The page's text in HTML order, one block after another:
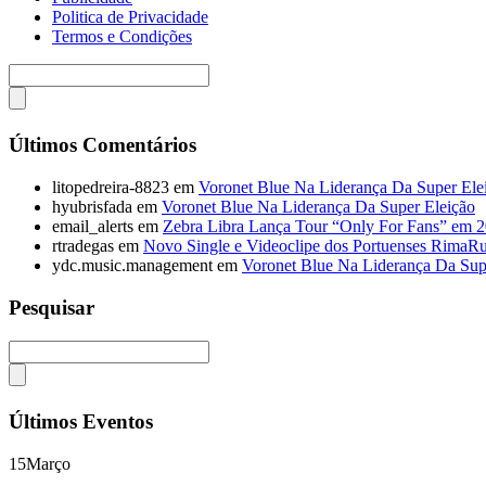
Politica de Privacidade
Termos e Condições
Últimos Comentários
litopedreira-8823 em Voronet Blue Na Liderança Da Super
hyubrisfada em Voronet Blue Na Liderança Da Super Eleição
email_alerts em Zebra Libra Lança Tour “Only For Fans” em
rtradegas em Novo Single e Videoclipe dos Portuenses
ydc.music.management em Voronet Blue Na Liderança Da
Pesquisar
Últimos Eventos
15Março